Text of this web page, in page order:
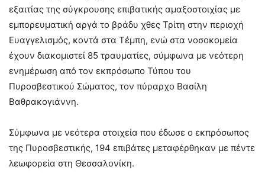
εξαιτίας της σύγκρουσης επιβατικής αμαξοστοιχίας με
εμπορευματική αργά το βράδυ χθες Τρίτη στην περιοχή
Ευαγγελισμός, κοντά στα Τέμπη, ενώ στα νοσοκομεία
έχουν διακομιστεί 85 τραυματίες, σύμφωνα με νεότερη
ενημέρωση από τον εκπρόσωπο Τύπου του
Πυροσβεστικού Σώματος, τον πύραρχο Βασίλη
Βαθρακογιάννη.
Σύμφωνα με νεότερα στοιχεία που έδωσε ο εκπρόσωπος
της Πυροσβεστικής, 194 επιβάτες μεταφέρθηκαν με πέντε
λεωφορεία στη Θεσσαλονίκη.